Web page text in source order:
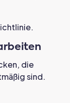
die
sind.